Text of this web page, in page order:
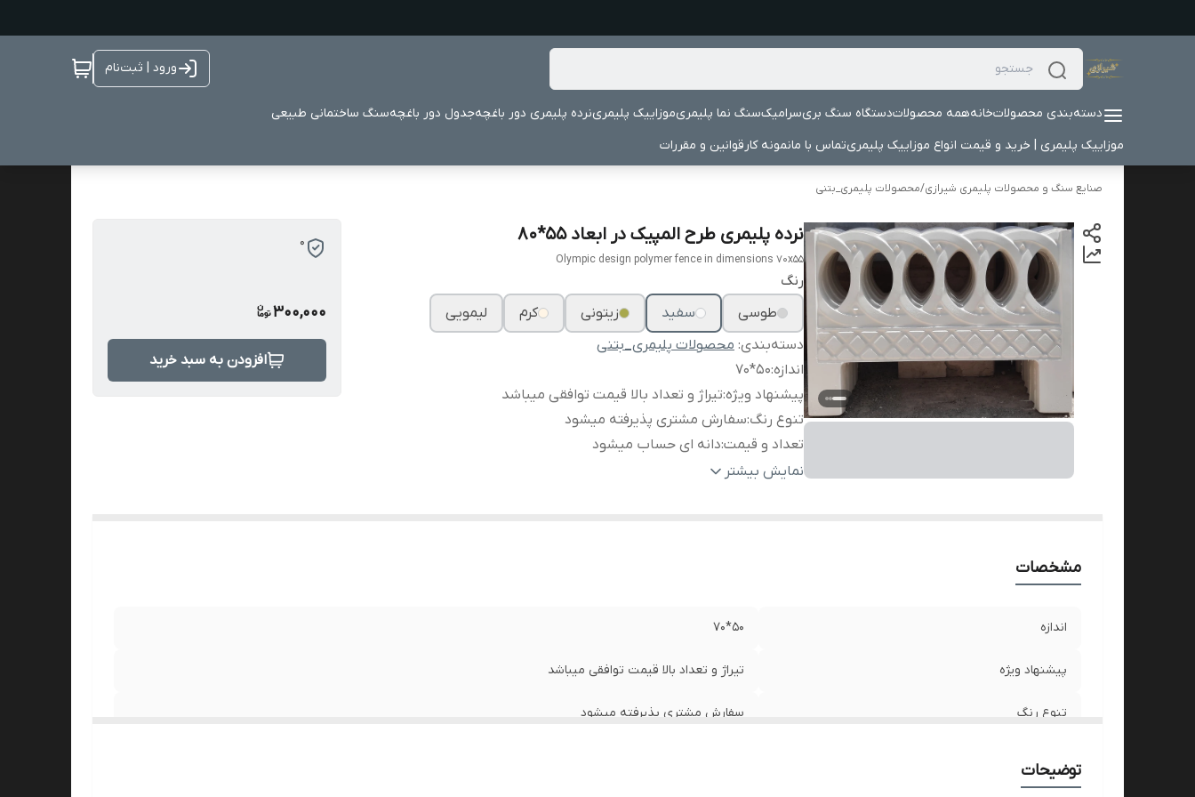
ورود | ثبت‌نام
دسته‌بندی محصولاتخانههمه محصولاتدستگاه سنگ بریسرامیکسنگ نما پلیمریموزاییک پلیمرینرده پلیمری دور باغچهجدول دور باغچهسنگ ساختمانی طبیعی
موزاییک پلیمری | خرید و قیمت انواع موزاییک پلیمریتماس با مانمونه کارقوانین و مقررات
صنایع سنگ و محصولات پلیمری شیرازی/محصولات پلیمری_بتنی
نرده پلیمری طرح المپیک در ابعاد ۵۵*۸۰
Olympic design polymer fence in dimensions 70x55
رنگ
طوسی
سفید زیتونی کرم
لیمویی
دسته‌بندی: محصولات پلیمری_بتنی
اندازه:۵۰*۷۰
پیشنهاد ویژه:تیراژ و تعداد بالا قیمت توافقی میباشد
تنوع رنگ:سفارش مشتری پذیرفته میشود
تعداد و قیمت:دانه ای حساب میشود
محصول تولید شده
نمایش بیشتر
0
300,000
افزودن به سبد خرید
مشخصات
اندازه ۵۰*۷۰
پیشنهاد ویژه تیراژ و تعداد بالا قیمت توافقی میباشد
تنوع رنگ سفارش مشتری پذیرفته میشود
توضیحات